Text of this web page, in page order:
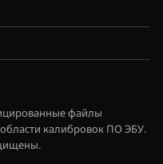
файлы
калибровок ПО ЭБУ.